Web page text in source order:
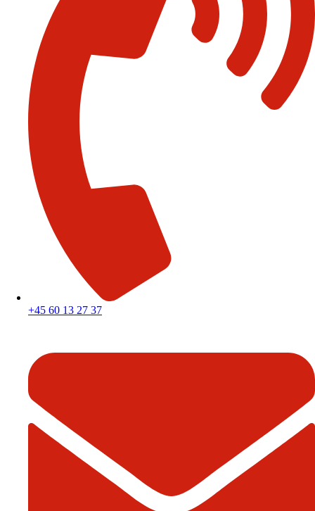
+45 60 13 27 37